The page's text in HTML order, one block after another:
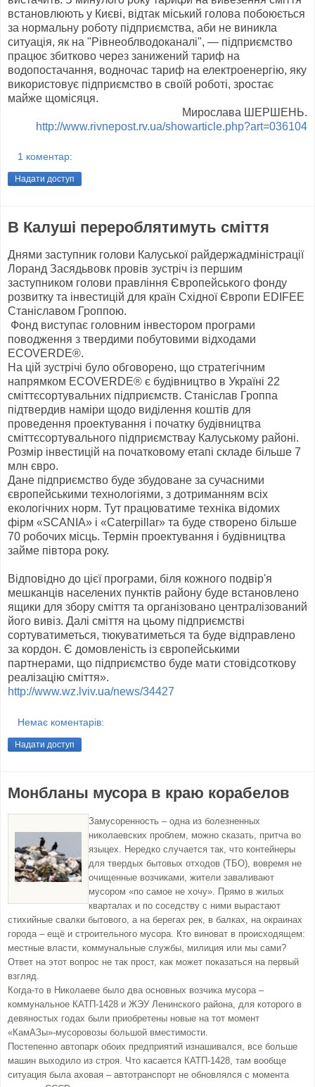
встановлюють у Києві, відтак міський голова побоюється
за нормальну роботу підприємства, аби не виникла
ситуація, як на "Рівнеоблводоканалі", — підприємство
працює збитково через занижений тариф на
водопостачання, водночас тариф на електроенергію, яку
використовує підприємство в своїй роботі, зростає
майже щомісяця.
Мирослава ШЕРШЕНЬ.
http://www.rivnepost.rv.ua/showarticle.php?art=036104
1 коментар:
Надати доступ
В Калуші перероблятимуть сміття
Днями заступник голови Калуської райдержадміністрації
Лоранд Засядьвовк провів зустріч із першим
заступником голови правління Європейського фонду
розвитку та інвестицій для країн Східної Європи EDIFEE
Станіславом Гроппою.
Фонд виступає головним інвестором програми
поводження з твердими побутовими відходами
ECOVERDE®.
На цій зустрічі було обговорено, що стратегічним
напрямком ECOVERDE® є будівництво в Україні 22
сміттєсортувальних підприємств. Станіслав Гроппа
підтвердив наміри щодо виділення коштів для
проведення проектування і початку будівництва
сміттєсортувального підприємствау Калуському районі.
Розмір інвестицій на початковому етапі складе більше 7
млн євро.
Дане підприємство буде збудоване за сучасними
європейськими технологіями, з дотриманням всіх
екологічних норм. Тут працюватиме техніка відомих
фірм «SCANIA» і «Caterpillar» та буде створено більше
70 робочих місць. Термін проектування і будівництва
займе півтора року.
Відповідно до цієї програми, біля кожного подвір'я
мешканців населених пунктів району буде встановлено
ящики для збору сміття та організовано централізований
його вивіз. Далі сміття на цьому підприємстві
сортуватиметься, тюкуватиметься та буде відправлено
за кордон. Є домовленість із європейськими
партнерами, що підприємство буде мати стовідсоткову
реалізацію сміття».
http://www.wz.lviv.ua/news/34427
Немає коментарів:
Надати доступ
Монбланы мусора в краю корабелов
Замусоренность – одна из болезненных
николаевских проблем, можно сказать, притча во
языцех. Нередко случается так, что контейнеры
для твердых бытовых отходов (ТБО), вовремя не
очищенные возчиками, жители заваливают
мусором «по самое не хочу». Прямо в жилых
кварталах и по соседству с ними вырастают
стихийные свалки бытового, а на берегах рек, в балках, на окраинах
города – ещё и строительного мусора. Кто виноват в происходящем:
местные власти, коммунальные службы, милиция или мы сами?
Ответ на этот вопрос не так прост, как может показаться на первый
взгляд.
Когда-то в Николаеве было два основных возчика мусора –
коммунальное КАТП-1428 и ЖЭУ Ленинского района, для которого в
девяностых годах были приобретены новые на тот момент
«КамАЗы»-мусоровозы большой вместимости.
Постепенно автопарк обоих предприятий изнашивался, все больше
машин выходило из строя. Что касается КАТП-1428, там вообще
ситуация была аховая – автотранспорт не обновлялся с момента